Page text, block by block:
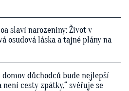
slaví narozeniny: Život v
osudová láska a tajné plány na
domov důchodců bude nejlepší
cesty zpátky,“ svěřuje se